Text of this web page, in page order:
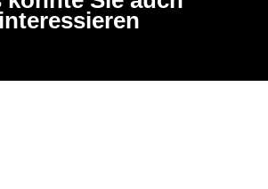
interessieren